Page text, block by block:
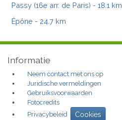
Passy (16e arr. de Paris) - 18.1 km
Épône - 24.7 km
Informatie
Neem contact met ons op
Juridische vermeldingen
Gebruiksvoorwaarden
Fotocredits
Privacybeleid
Cookies